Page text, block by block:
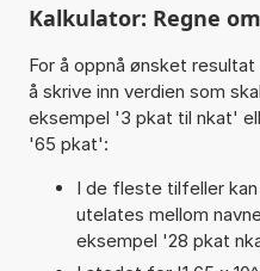
Kalkulator: Regne
For å oppnå ønsket
å skrive inn verdien som
eksempel '3 pkat til nkat'
'65 pkat':
I de fleste tilfeller
utelates mellom
eksempel '28 pkat